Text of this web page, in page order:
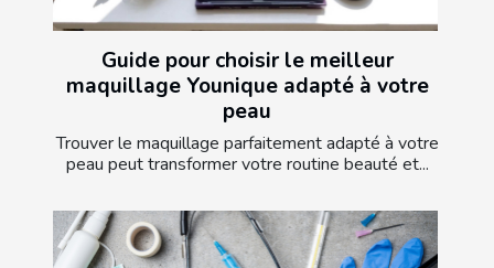
Guide pour choisir le meilleur
maquillage Younique adapté à votre
peau
Trouver le maquillage parfaitement adapté à votre
peau peut transformer votre routine beauté et...